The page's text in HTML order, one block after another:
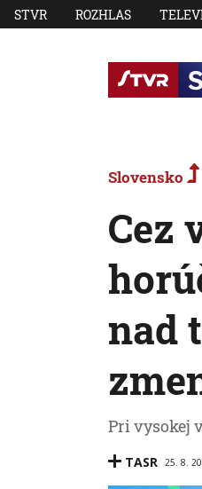
STVR ROZHLAS
Slovensko
Cez
nad
Pri vysokej
TASR 25. 8.